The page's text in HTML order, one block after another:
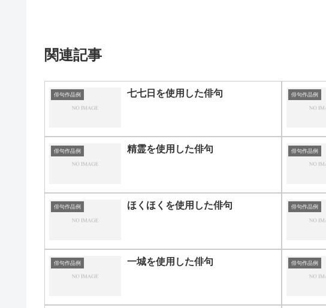
関連記事
俳句作品例 七七日を使用した俳句 俳句作品例
俳句作品例 精霊を使用した俳句 俳句作品例
俳句作品例 ほくほくを使用した俳句 俳句作品例
俳句作品例 一城を使用した俳句 俳句作品例